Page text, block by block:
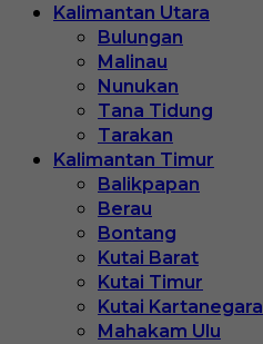
Kalimantan Utara
Bulungan
Malinau
Nunukan
Tana Tidung
Tarakan
Kalimantan Timur
Balikpapan
Berau
Bontang
Kutai Barat
Kutai Timur
Kutai Kartanegara
Mahakam Ulu